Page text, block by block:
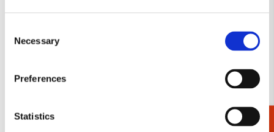
Selection
Necessary
Preferences
Statistics
Bulder
Kaartenmapje met env, vierkant: Animals, Hans Bulder
SHOP